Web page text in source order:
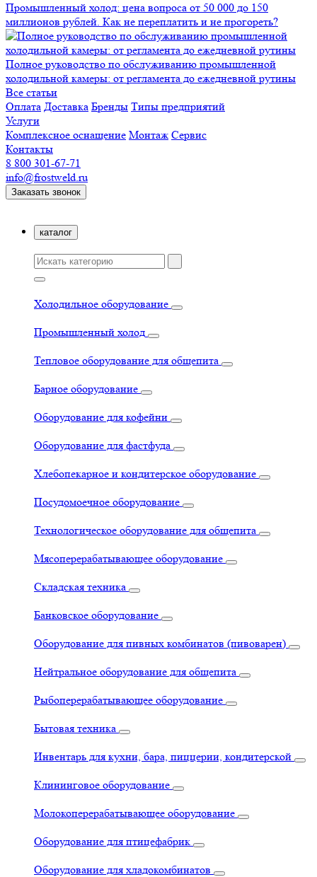
Промышленный холод: цена вопроса от 50 000 до 150
миллионов рублей. Как не переплатить и не прогореть?
Полное руководство по обслуживанию промышленной
холодильной камеры: от регламента до ежедневной рутины
Все статьи
Оплата Доставка Бренды Типы предприятий
Услуги
Комплексное оснащение Монтаж Сервис
Контакты
8 800 301-67-71
info@frostweld.ru
Заказать звонок
каталог
Холодильное оборудование
Промышленный холод
Тепловое оборудование для общепита
Барное оборудование
Оборудование для кофейни
Оборудование для фастфуда
Хлебопекарное и кондитерское оборудование
Посудомоечное оборудование
Технологическое оборудование для общепита
Мясоперерабатывающее оборудование
Складская техника
Банковское оборудование
Оборудование для пивных комбинатов (пивоварен)
Нейтральное оборудование для общепита
Рыбоперерабатывающее оборудование
Бытовая техника
Инвентарь для кухни, бара, пиццерии, кондитерской
Клининговое оборудование
Молокоперерабатывающее оборудование
Оборудование для птицефабрик
Оборудование для хладокомбинатов